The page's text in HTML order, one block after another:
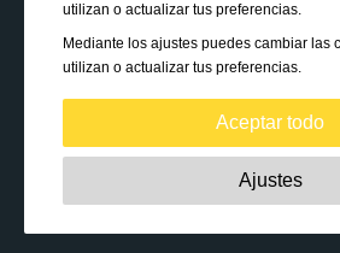
Conviértete en Consultor
utilizan o actualizar tus preferencias.
Mediante los ajustes puedes cambiar las
utilizan o actualizar tus preferencias.
Aceptar todo
Estrictamente necesarias:
para habilitar funciones básicas
Ajustes